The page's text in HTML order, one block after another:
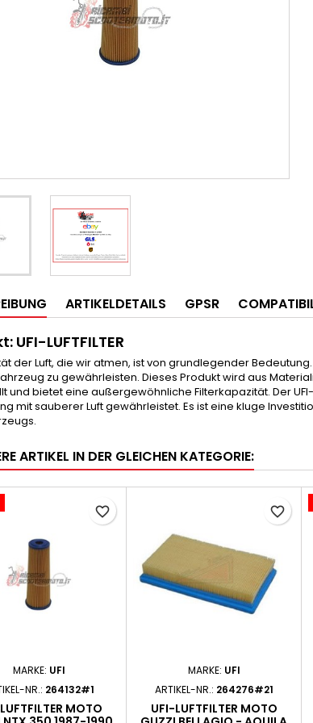
ARTIKELDETAILS GPSR
UFI-LUFTFILTER
der Luft, die wir atmen, ist von grundlegender
zu gewährleisten. Dieses Produkt wird aus
und bietet eine außergewöhnliche Filterkapazität. Der
mit sauberer Luft gewährleistet. Es ist eine kluge
ARTIKEL IN DER GLEICHEN KATEGORIE:
MARKE: UFI
NR.: 264132#1
MOTO
favorite_border
MARKE: UFI
ARTIKEL-NR.: 264276#21
UFI-LUFTFILTER MOTO
favorite_border